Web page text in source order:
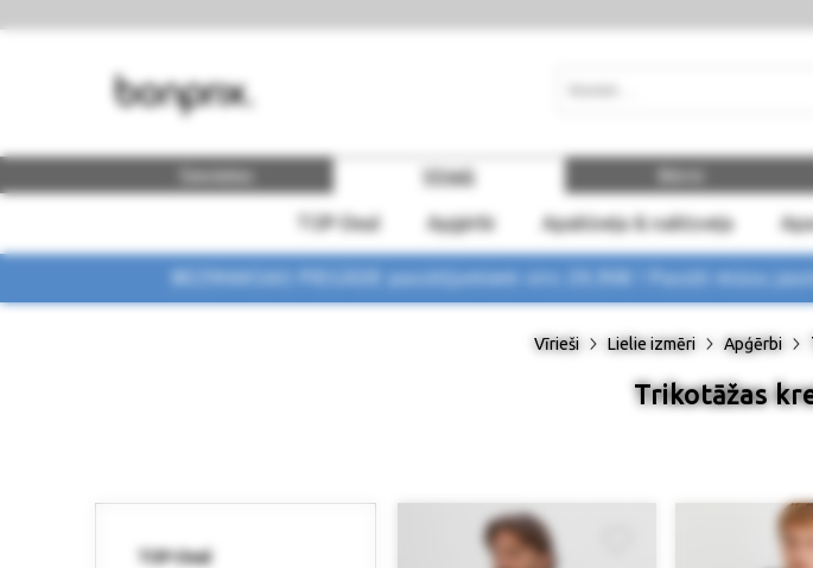
Sievietes Vīrieši
TOP-Deal Apģērbi Apakšveļa & naktsveļa
BEZMAKSAS PIEGĀDE pasūtījumiem virs 29,90€ ! Pasūti mūsu
Vīrieši Lielie izmēri Apģērbi
Trikotāžas
TOP-Deal